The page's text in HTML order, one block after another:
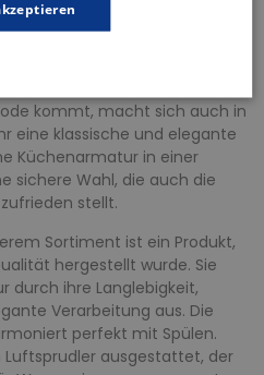
kommt, macht sich auch in
eine klassische und elegante
Küchenarmatur in einer
sichere Wahl, die auch die
stellt.
Sortiment ist ein Produkt,
hergestellt wurde. Sie
durch ihre Langlebigkeit,
Verarbeitung aus. Die
perfekt mit Spülen.
ausgestattet, der